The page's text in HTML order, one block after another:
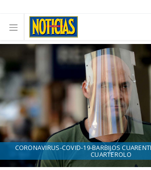
CORONAVIRUS-COVID-19-BARBIJOS
CUARTEROLO